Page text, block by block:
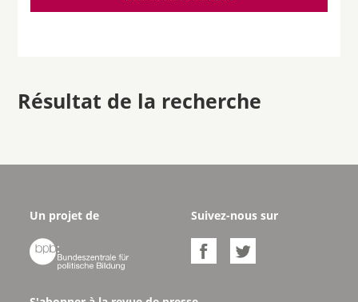
Résultat de la recherche
Un projet de

Suivez-nous sur
 